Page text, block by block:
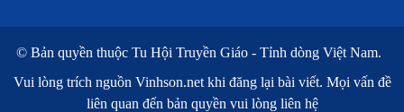
© Bản quyền thuộc Tu Hội Truyền Giáo - Tỉnh dòng Việt Nam.
Vui lòng trích nguồn Vinhson.net khi đăng lại bài viết. Mọi vấn đề
liên quan đến bản quyền vui lòng liên hệ